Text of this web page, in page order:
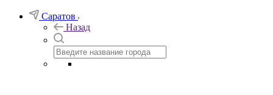
Саратов
Назад